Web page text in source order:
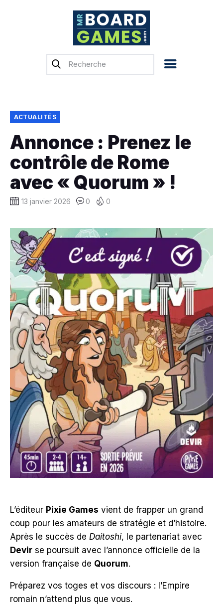
Accueil
Previews
Tops, Conseils &
Guides d’achat
Financement
participatif
Français
ACTUALITÉS
Annonce : Prenez le
contrôle de Rome
avec « Quorum » !
13 janvier 2026 0 0
L’éditeur Pixie Games vient de frapper un grand
coup pour les amateurs de stratégie et d’histoire.
Après le succès de Daitoshi, le partenariat avec
Devir se poursuit avec l’annonce officielle de la
version française de Quorum.
Préparez vos toges et vos discours : l’Empire
romain n’attend plus que vous.